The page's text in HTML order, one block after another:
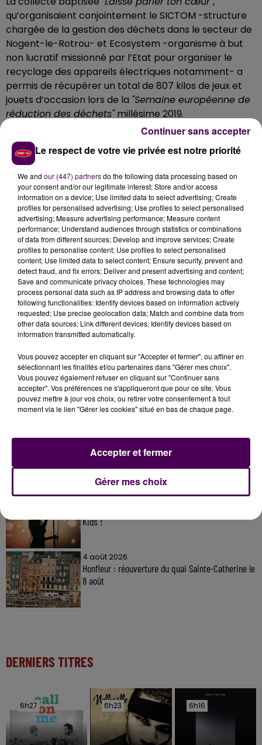
qu’organisaient conjointement le SICTOM -structure
chargée de la gestion des déchets dans le secteur de
Nogent-le-Rotrou- et Ecosystem -organisme à but
non lucratif missionné par l’Etat pour organiser le
recyclage des appareils électriques notamment- a
permis de récupérer un total de 807 kilos de jeux et
jouets d’occasion lors de la "Semaine européenne de
réduction des déchets"millésime 2019.
C’est "La Ressourcerie"d’une part et l’antenne
nogentaise des Restos du Cœur d’autre part qui se
sont vus confier le fruit de cette grande collecte à
laquelle de nombreux particuliers ont participé : les
jeux et jouets ainsi sauvés des déchetteries vont à
présent être triés, nettoyés et éventuellement remis
en état si nécessaire, avant, soit une revente à prix
"solidaires"par les associations, soit d’être offerts à
des familles aux revenus très modestes.
À LA UNE
31 juillet 2026
Gagnez vos entrées à Terra Botanica !
11 juillet 2026
Kids !
4 août 2026
Honfleur : réouverture du quai Sainte-Catherine le
8 août
DERNIERS TITRES
6h27
6h27 6h23
6h23 6h16
6h16
Le respect de votre vie privée est notre priorité
We and our (447) partnersdo the following data processing based on
your consent and/or our legitimate interest: Store and/or access
information on a device; Use limited data to select advertising; Create
profiles for personalised advertising; Use profiles to select personalised
advertising; Measure advertising performance; Measure content
performance; Understand audiences through statistics or combinations
of data from different sources; Develop and improve services; Create
profiles to personalise content; Use profiles to select personalised
content; Use limited data to select content; Ensure security, prevent and
detect fraud, and fix errors; Deliver and present advertising and content;
Save and communicate privacy choices. These technologies may
process personal data such as IP address and browsing data to offer
following functionalities: Identify devices based on information actively
requested; Use precise geolocation data; Match and combine data from
other data sources; Link different devices; Identify devices based on
information transmitted automatically.
Vous pouvez accepter en cliquant sur "Accepter et fermer", ou affiner en
sélectionnant les finalités et/ou partenaires dans "Gérer mes choix".
Vous pouvez également refuser en cliquant sur "Continuer sans
accepter". Vos préférences ne s'appliqueront que pour ce site. Vous
pouvez mettre à jour vos choix, ou retirer votre consentement à tout
moment via le lien "Gérer les cookies" situé en bas de chaque page.
Gérer mes choix
Accepter et fermer
Continuer sans accepter